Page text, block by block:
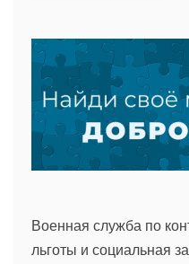
Военная служба по
льготы и социальная